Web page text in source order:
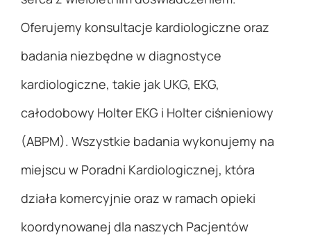
Oferujemy konsultacje kardiologiczne oraz
badania niezbędne w diagnostyce
kardiologiczne, takie jak UKG, EKG,
całodobowy Holter EKG i Holter ciśnieniowy
(ABPM). Wszystkie badania wykonujemy na
miejscu w Poradni Kardiologicznej, która
działa komercyjnie oraz w ramach opieki
koordynowanej dla naszych Pacjentów